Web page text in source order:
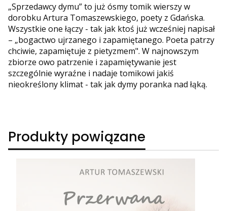
„Sprzedawcy dymu” to już ósmy tomik wierszy w
dorobku Artura Tomaszewskiego, poety z Gdańska.
Wszystkie one łączy - tak jak ktoś już wcześniej napisał
– „bogactwo ujrzanego i zapamiętanego. Poeta patrzy
chciwie, zapamiętuje z pietyzmem". W najnowszym
zbiorze owo patrzenie i zapamiętywanie jest
szczególnie wyraźne i nadaje tomikowi jakiś
nieokreślony klimat - tak jak dymy poranka nad łąką.
Produkty powiązane